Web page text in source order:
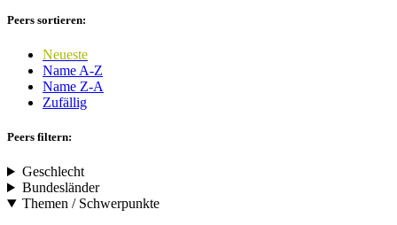
Peers sortieren:
Neueste
Name A-Z
Name Z-A
Zufällig
Peers filtern:
Geschlecht
Bundesländer
Themen / Schwerpunkte